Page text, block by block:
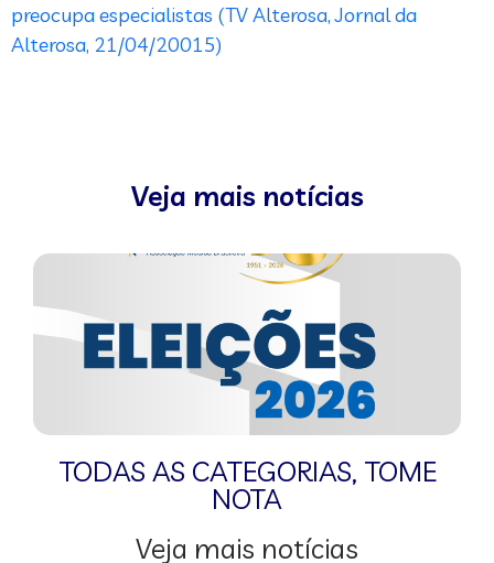
preocupa especialistas (TV Alterosa, Jornal da
Alterosa, 21/04/20015)
Veja mais notícias
TODAS AS CATEGORIAS, TOME
NOTA
Veja mais notícias